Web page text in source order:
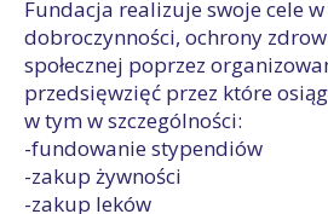
Fundacja realizuje swoje cele
dobroczynności, ochrony
społecznej poprzez
przedsięwzięć przez które
w tym w szczególności:
-fundowanie stypendiów
-zakup żywności
-zakup leków